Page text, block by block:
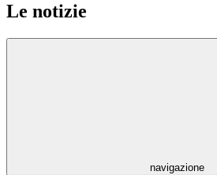
Le notizie
navigazione